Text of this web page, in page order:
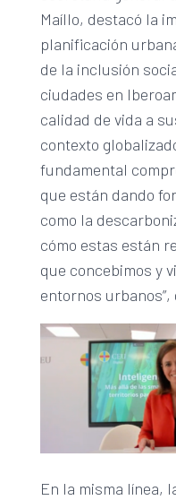
Maíllo, destacó la
planificación
de la inclusión
ciudades en
calidad de vida a
contexto
fundamental
que están dando
como la
cómo estas están
que concebimos y
entornos urbanos”,
En la misma línea,